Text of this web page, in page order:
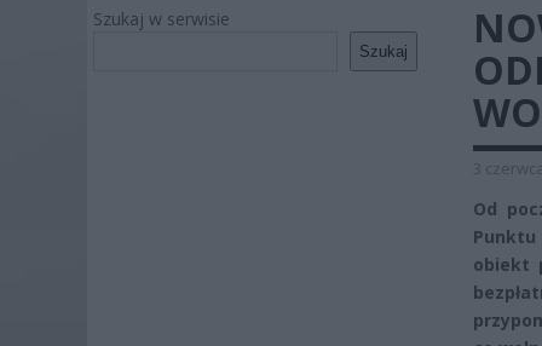
Szukaj w serwisie
Szukaj
3
Od
Punktu
obiekt